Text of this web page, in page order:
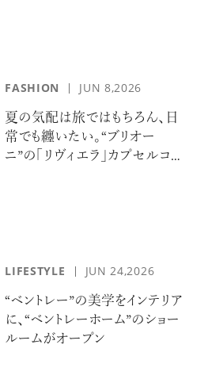
FASHION JUN 8,2026
夏の気配は旅ではもちろん、日
常でも纏いたい。“ブリオー
ニ”の「リヴィエラ」カプセルコレ
LIFESTYLE JUN 24,2026
“ベントレー”の美学をインテリア
に、“ベントレーホーム”のショー
ルームがオープン